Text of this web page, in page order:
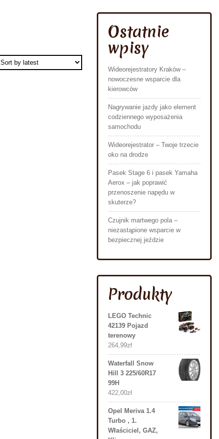
Ostatnie
wpisy
Wideorejestratory Kraków –
nowoczesne wsparcie dla
kierowców
Nagrywanie jazdy jako element
codziennego wyposażenia
samochodu
Wideorejestrator – Twoje trzecie
oko na drodze
Pasek Stage 6 i pasek Yamaha
Aerox – jak poprawić
przenoszenie napędu w
skuterze?
Czujnik martwego pola –
niezastąpione wsparcie w
bezpiecznej jeździe
Produkty
LEGO Technic
42139 Pojazd
terenowy
264,99zł
Waterfall Snow
Hill 3 225/60R17
99H
422,00zł
Opel Meriva 1.4
Turbo , 1.
Właściciel, GAZ,